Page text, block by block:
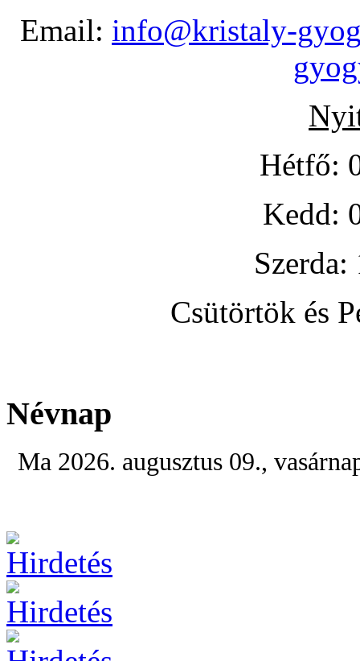
Email: info@kristaly-
Hétfő:
Kedd:
Csütörtök és
Névnap
Ma 2026. augusztus 09.,